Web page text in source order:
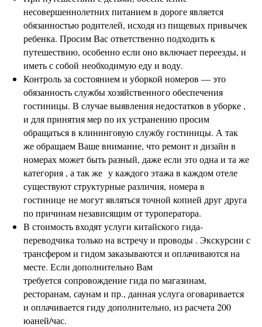
несовершеннолетних питанием в дороге является
обязанностью родителей, исходя из пищевых привычек
ребенка. Просим Вас ответственно подходить к
путешествию, особенно если оно включает переезды, и
иметь с собой необходимую еду и воду.
Контроль за состоянием и уборкой номеров — это
обязанность службы хозяйственного обеспечения
гостиницы. В случае выявления недостатков в уборке ,
и для принятия мер по их устранению просим
обращаться в клининговую службу гостиницы. А так
же обращаем Ваше внимание, что ремонт и дизайн в
номерах может быть разный, даже если это одна и та же
категория , а так же у каждого этажа в каждом отеле
существуют структурные различия, номера в
гостинице не могут являться точной копией друг друга
по причинам независящим от туроператора.
В стоимость входят услуги китайского гида-
переводчика только на встречу и проводы . Экскурсии с
трансфером и гидом заказываются и оплачиваются на
месте. Если дополнительно Вам
требуется сопровождение гида по магазинам,
ресторанам, саунам и пр., данная услуга оговаривается
и оплачивается гиду дополнительно, из расчета 200
юаней/час.